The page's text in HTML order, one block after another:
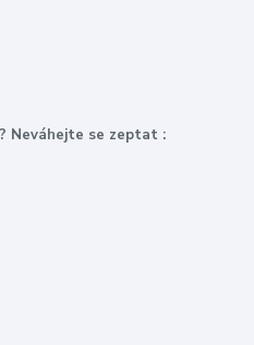
Neváhejte se zeptat :